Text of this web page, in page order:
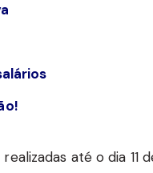
até o dia 11